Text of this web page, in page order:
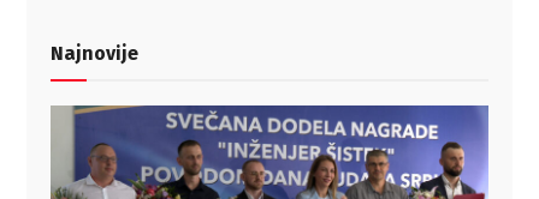
Najnovije